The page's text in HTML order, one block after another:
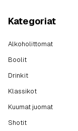
Kategoriat
Alkoholittomat
Boolit
Drinkit
Klassikot
Kuumat juomat
Shotit